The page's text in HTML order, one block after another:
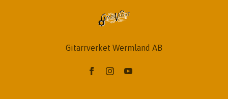
Gitarrverket Wermland AB